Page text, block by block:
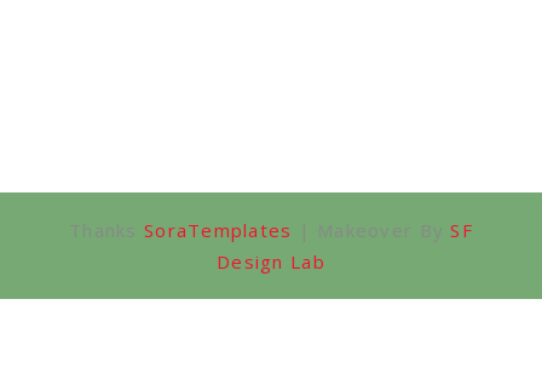
Thanks SoraTemplates | Makeover BySF
Design Lab